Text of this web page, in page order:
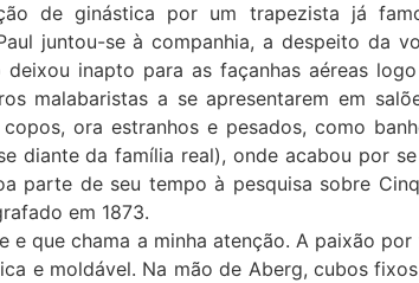
de ginástica por um trapezista já
juntou-se à companhia, a despeito da
inapto para as façanhas aéreas
malabaristas a se apresentarem em
ora estranhos e pesados, como
diante da família real), onde acabou por
parte de seu tempo à pesquisa sobre
em 1873.
e que chama a minha atenção. A paixão
e moldável. Na mão de Aberg, cubos